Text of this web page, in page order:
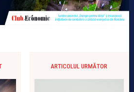
ARTICOLUL URMĂTOR